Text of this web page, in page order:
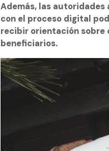
Además, las
con el proceso digital
recibir orientación sobre
beneficiarios.